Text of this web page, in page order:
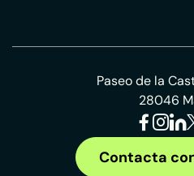
Paseo de la
28046
Contacta